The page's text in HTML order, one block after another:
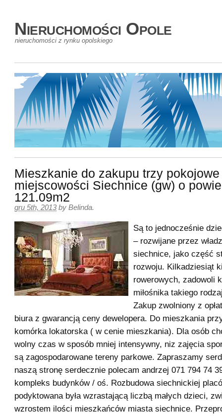
Nieruchomości Opole
nieruchomości z rynku opolskiego
Mieszkanie do zakupu trzy pokojowe
miejscowości Siechnice (gw) o
121.09m2
gru 5th, 2013 by Belinda.
Są to jednocześnie
– rozwijane przez
siechnice, jako część
rozwoju. Kilkadziesiąt
rowerowych, zadowoli
miłośnika takiego
Zakup zwolniony z
biura z gwarancją ceny dewelopera. Do mieszkania
komórka lokatorska ( w cenie mieszkania). Dla osób
wolny czas w sposób mniej intensywny, niz zajęcia
są zagospodarowane tereny parkowe. Zapraszamy
naszą stronę serdecznie polecam andrzej 071 794 74
kompleks budynków / oś. Rozbudowa siechnickiej
podyktowana była wzrastającą liczbą małych dzieci,
wzrostem ilości mieszkańców miasta siechnice.